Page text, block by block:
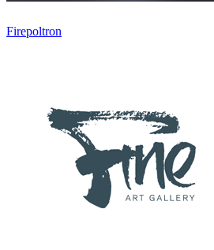
Firepoltron